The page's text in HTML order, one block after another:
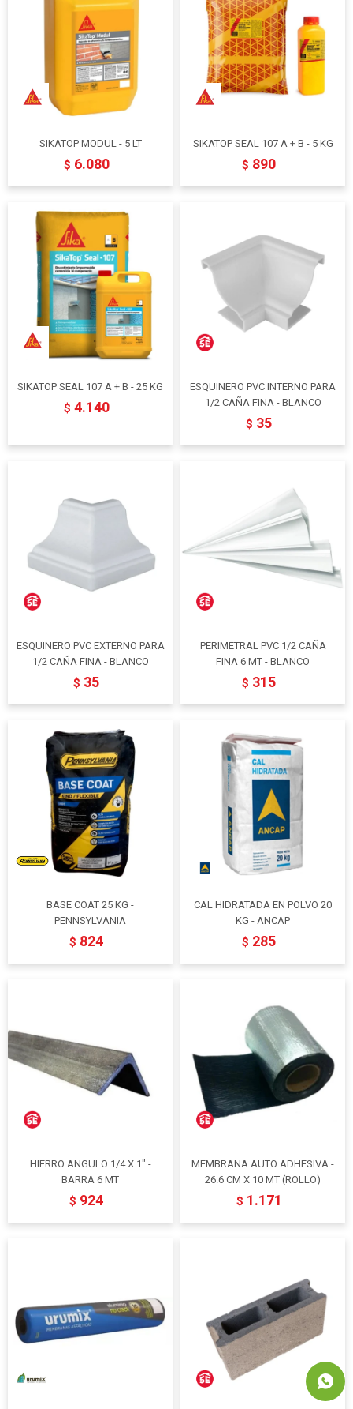
SIKATOP MODUL - 5 LT
$ 6.080
SIKATOP SEAL 107 A + B - 5 KG
$ 890
SIKATOP SEAL 107 A + B - 25 KG
$ 4.140
ESQUINERO PVC INTERNO PARA
1/2 CAÑA FINA - BLANCO
$ 35
ESQUINERO PVC EXTERNO PARA
1/2 CAÑA FINA - BLANCO
$ 35
PERIMETRAL PVC 1/2 CAÑA
FINA 6 MT - BLANCO
$ 315
BASE COAT 25 KG -
PENNSYLVANIA
$ 824
CAL HIDRATADA EN POLVO 20
KG - ANCAP
$ 285
HIERRO ANGULO 1/4 X 1" -
BARRA 6 MT
$ 924
MEMBRANA AUTO ADHESIVA -
26.6 CM X 10 MT (ROLLO)
$ 1.171